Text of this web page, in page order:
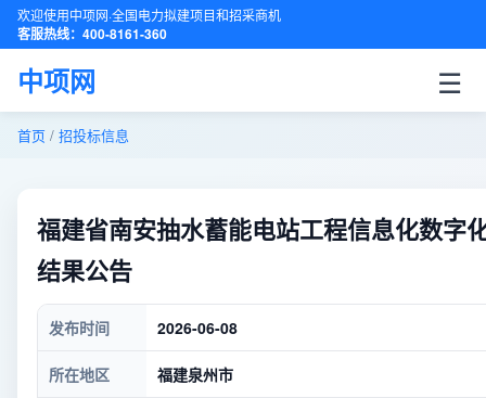
欢迎使用中项网·全国电力拟建项目和招采商机
客服热线：400-8161-360
中项网 ☰
首页 / 招投标信息
福建省南安抽水蓄能电站工程信息化数字
结果公告
发布时间 2026-06-08
所在地区 福建泉州市